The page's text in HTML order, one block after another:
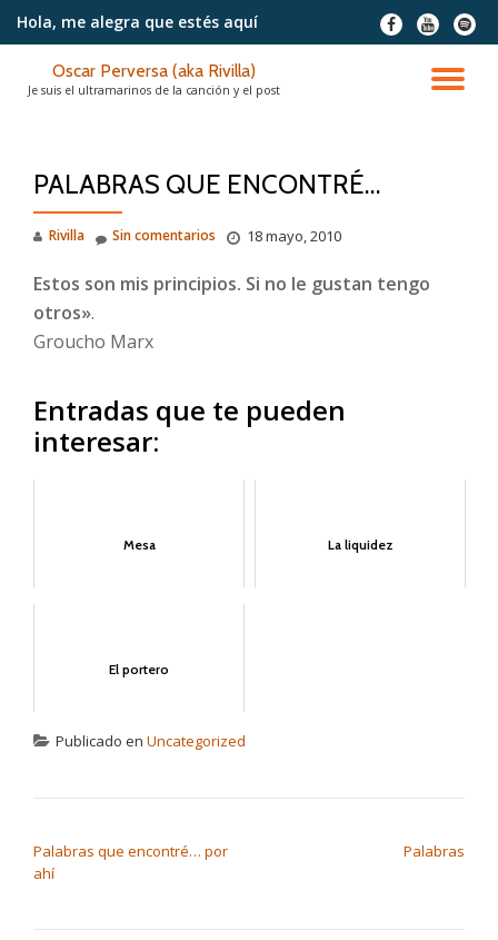
contenido
Hola, me alegra que estés aquí
fa-
facebook
fa-
youtube
fa-
spotify
Oscar Perversa (aka Rivilla)
Je suis el ultramarinos de la canción y el post
PALABRAS QUE ENCONTRÉ…
Rivilla 18 mayo, 2010
Sin comentarios
Estos son mis principios. Si no le gustan tengo
otros».
Groucho Marx
Entradas que te pueden
interesar:
Mesa La liquidez
El portero
Publicado en Uncategorized
Palabras que encontré… por
ahí
Palabras